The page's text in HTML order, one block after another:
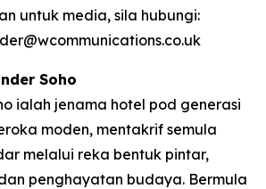
untuk media, sila hubungi:
Soho
ialah jenama hotel pod generasi
moden, mentakrif semula
melalui reka bentuk pintar,
penghayatan budaya. Bermula